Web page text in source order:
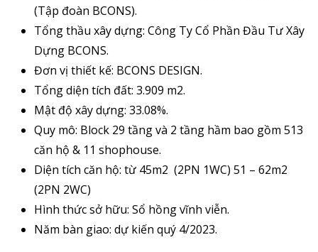
(Tập đoàn BCONS).
Tổng thầu xây dựng: Công Ty Cổ Phần Đầu Tư Xây
Dựng BCONS.
Đơn vị thiết kế: BCONS DESIGN.
Tổng diện tích đất: 3.909 m2.
Mật độ xây dựng: 33.08%.
Quy mô: Block 29 tầng và 2 tầng hầm bao gồm 513
căn hộ & 11 shophouse.
Diện tích căn hộ: từ 45m2 (2PN 1WC) 51 – 62m2
(2PN 2WC)
Hình thức sở hữu: Sổ hồng vĩnh viễn.
Năm bàn giao: dự kiến quý 4/2023.